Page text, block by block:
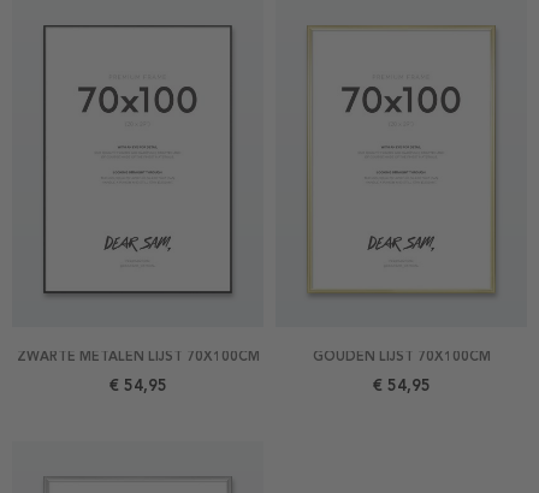
ZWARTE METALEN LIJST 70X100CM
€ 54,95
GOUDEN LIJST 70X100CM
€ 54,95